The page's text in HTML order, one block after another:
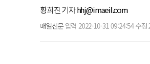
황희진 기자hhj@imaeil.com
매일신문 입력 2022-10-31 09:24:54 수